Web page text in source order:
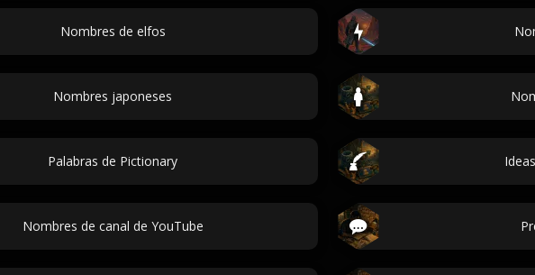
Nombres de elfos
Nombres japoneses
Palabras de Pictionary
Nombres de canal de YouTube